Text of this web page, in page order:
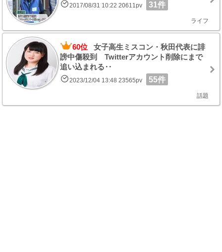
2017/08/31 10:22 20611pv 31件
ライフ
60位 女子高生ミスコン・秋田代表に誹
謗中傷殺到 Twitterアカウント削除にまで
追い込まれる‥
2023/12/04 13:48 23565pv 55件
話題